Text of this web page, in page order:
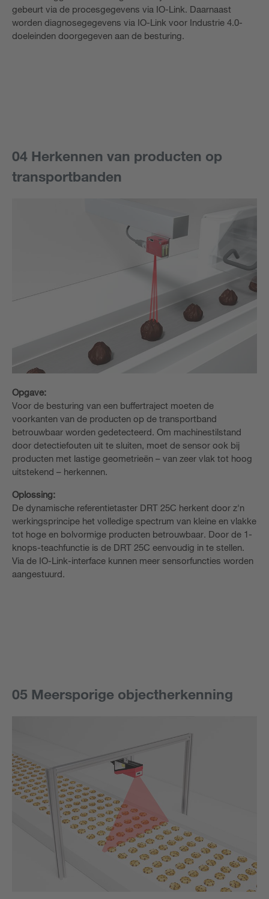
gebeurt via de procesgegevens via IO-Link. Daarnaast
worden diagnosegegevens via IO-Link voor Industrie 4.0-
doeleinden doorgegeven aan de besturing.
04 Herkennen van producten op
transportbanden
Opgave:
Voor de besturing van een buffertraject moeten de
voorkanten van de producten op de transportband
betrouwbaar worden gedetecteerd. Om machinestilstand
door detectiefouten uit te sluiten, moet de sensor ook bij
producten met lastige geometrieën – van zeer vlak tot hoog
uitstekend – herkennen.
Oplossing:
De dynamische referentietaster DRT 25C herkent door z'n
werkingsprincipe het volledige spectrum van kleine en vlakke
tot hoge en bolvormige producten betrouwbaar. Door de 1-
knops-teachfunctie is de DRT 25C eenvoudig in te stellen.
Via de IO-Link-interface kunnen meer sensorfuncties worden
aangestuurd.
05 Meersporige objectherkenning